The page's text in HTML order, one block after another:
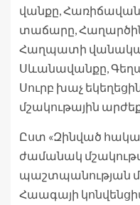
վանքը,
տաճարը,
Հաղպատի
Սևանավանքը,
Սուրբ խաչ
մշակութային
Ըստ «Զինված
ժամանակ
պաշտպանության
Հաագայի